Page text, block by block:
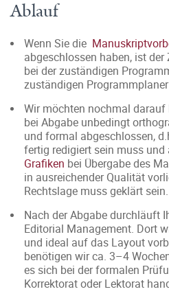
Ablauf
Wenn Sie die
abgeschlossen haben, ist
bei der zuständigen
zuständigen
Wir möchten nochmal darauf
bei Abgabe unbedingt
und formal abgeschlossen,
fertig redigiert sein muss und
Grafiken bei Übergabe des
in ausreichender Qualität
Rechtslage muss geklärt sein.
Nach der Abgabe durchläuft
Editorial Management. Dort
und ideal auf das Layout
benötigen wir ca. 3–4
es sich bei der formalen
Korrektorat oder Lektorat